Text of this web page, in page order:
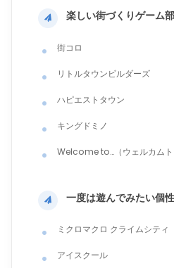
楽しい街づくりゲーム
街コロ
リトルタウンビルダーズ
ハピエストタウン
キングドミノ
Welcome to…（ウェルカムト
一度は遊んでみたい個
ミクロマクロ クライムシティ
アイスクール